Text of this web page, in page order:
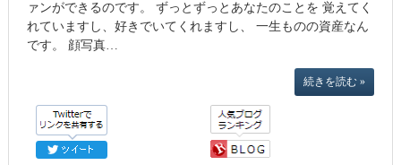
ァンができるのです。 ずっとずっとあなたのことを 覚えてく
れていますし、好きでいてくれますし、 一生ものの資産なん
です。 顔写真…
続きを読む »